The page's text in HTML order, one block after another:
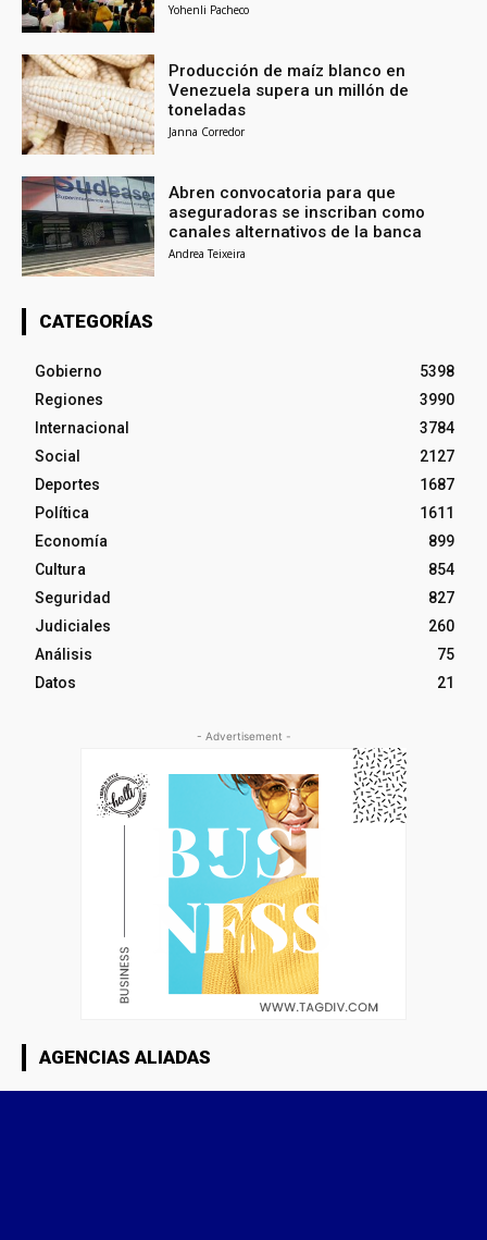
Yohenli Pacheco
Producción de maíz blanco en
Venezuela supera un millón de
toneladas
Janna Corredor
Abren convocatoria para que
aseguradoras se inscriban como
canales alternativos de la banca
Andrea Teixeira
CATEGORÍAS
Gobierno
5398
Regiones
3990
Internacional
3784
Social
2127
Deportes
1687
Política
1611
Economía
899
Cultura
854
Seguridad
827
Judiciales
260
Análisis
75
Datos
21
- Advertisement -
AGENCIAS ALIADAS